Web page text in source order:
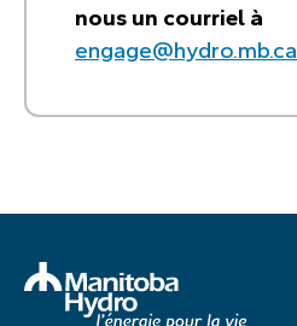
nous un courriel à
engage@hydro.mb.ca